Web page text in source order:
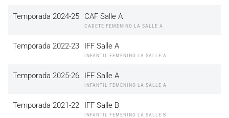
Temporada 2024-25 CAF Salle A
CADETE FEMENINO LA SALLE A
Temporada 2022-23 IFF Salle A
INFANTIL FEMENINO LA SALLE A
Temporada 2025-26 IFF Salle A
INFANTIL FEMENINO LA SALLE A
Temporada 2021-22 IFF Salle B
INFANTIL FEMENINO LA SALLE B